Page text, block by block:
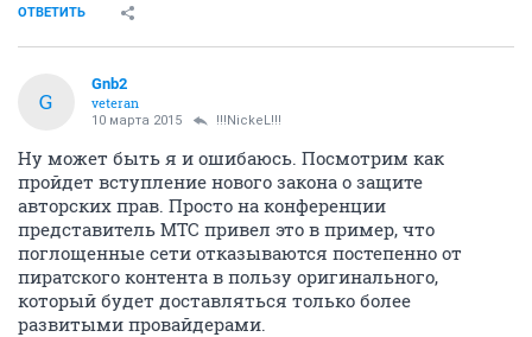
ОТВЕТИТЬ
G
Gnb2
veteran
10 марта 2015 !!!NickeL!!!
Ну может быть я и ошибаюсь. Посмотрим как
пройдет вступление нового закона о защите
авторских прав. Просто на конференции
представитель МТС привел это в пример, что
поглощенные сети отказываются постепенно от
пиратского контента в пользу оригинального,
который будет доставляться только более
развитыми провайдерами.